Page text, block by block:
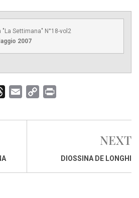
"La Settimana" N°18-vol2
2007
r
d
a
p
i
NEXT
DIOSSINA DE LONGHI